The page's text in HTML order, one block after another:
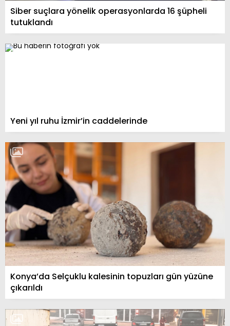
Siber suçlara yönelik operasyonlarda 16 şüpheli
tutuklandı
Yeni yıl ruhu İzmir’in caddelerinde
Konya’da Selçuklu kalesinin topuzları gün yüzüne
çıkarıldı